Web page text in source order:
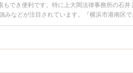
でき便利です。特に上大岡法律事務所の石
などが注目されています。『横浜市港南区
したい』『初回相談無料で同性婚を法律相